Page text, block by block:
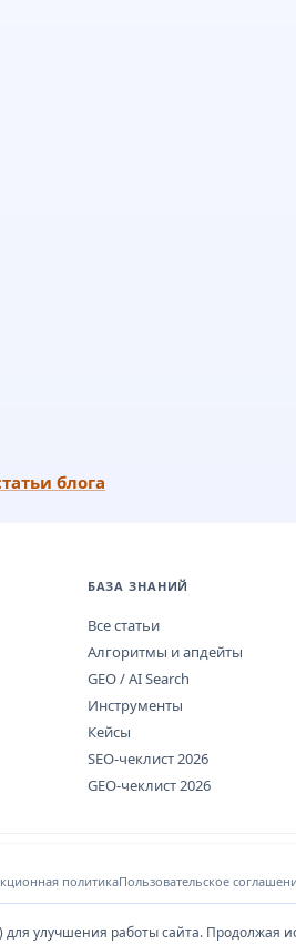
блога
БАЗА ЗНАНИЙ
Все статьи
Алгоритмы и апдейты
GEO / AI Search
Инструменты
Кейсы
SEO-чеклист 2026
GEO-чеклист 2026
политикаПользовательское
форму, вы соглашаетесь с Политикой
улучшения работы сайта. Продолжая